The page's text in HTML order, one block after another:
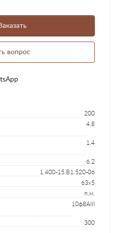
вопрос
200
4.8
1.4
6.2
1.400-15.B1.520-06
63x5
п.м.
10ф8AIII
300